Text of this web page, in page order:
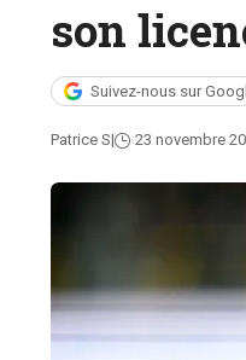
son
Suivez-nous sur
Patrice S 23 novembre